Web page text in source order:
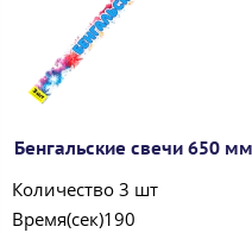
Бенгальские свечи 650 мм
Количество 3 шт
Время(сек)190